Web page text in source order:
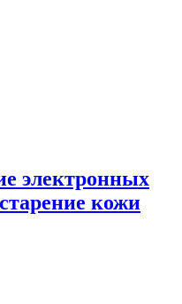
электронных
кожи